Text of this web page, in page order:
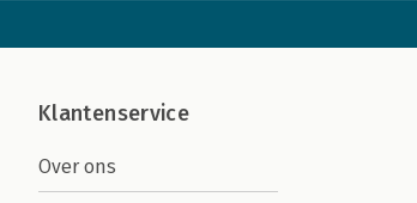
Klantenservice
Over ons